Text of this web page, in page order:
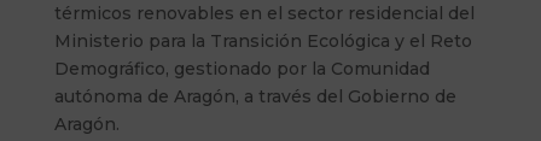
térmicos renovables en el sector residencial del
Ministerio para la Transición Ecológica y el Reto
Demográfico, gestionado por la Comunidad
autónoma de Aragón, a través del Gobierno de
Aragón.